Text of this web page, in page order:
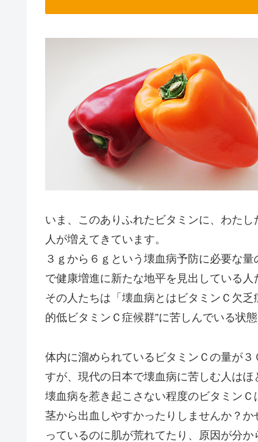
いま、このありふれたビタミンに、わた
人が増えてきています。
３ｇから６ｇという壊血病予防に必要な
で健康増進に新たな地平を見出している人
その人たちは「壊血病とはビタミンＣ欠
的低ビタミンＣ症候群”に苦しんでいる状
体内に溜められているビタミンＣの量が
すが、現代の日本で壊血病に苦しむ人は
壊血病を惹き起こさない程度のビタミン
茎から出血しやすかったりしませんか？
っているのに肌が荒れてたり、原因が分